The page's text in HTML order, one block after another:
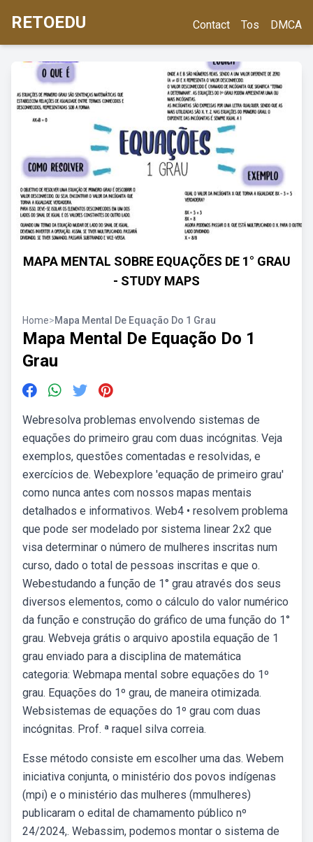
RETOEDU Contact Tos DMCA
MAPA MENTAL SOBRE EQUAÇÕES DE 1° GRAU
- STUDY MAPS
Home>Mapa Mental De Equação Do 1 Grau
Mapa Mental De Equação Do 1
Grau
Webresolva problemas envolvendo sistemas de
equações do primeiro grau com duas incógnitas. Veja
exemplos, questões comentadas e resolvidas, e
exercícios de. Webexplore 'equação de primeiro grau'
como nunca antes com nossos mapas mentais
detalhados e informativos. Web4 • resolvem problema
que pode ser modelado por sistema linear 2x2 que
visa determinar o número de mulheres inscritas num
curso, dado o total de pessoas inscritas e que o.
Webestudando a função de 1° grau através dos seus
diversos elementos, como o cálculo do valor numérico
da função e construção do gráfico de uma função do 1°
grau. Webveja grátis o arquivo apostila equação de 1
grau enviado para a disciplina de matemática
categoria: Webmapa mental sobre equações do 1º
grau. Equações do 1º grau, de maneira otimizada.
Websistemas de equações do 1º grau com duas
incógnitas. Prof. ª raquel silva correia.
Esse método consiste em escolher uma das. Webem
iniciativa conjunta, o ministério dos povos indígenas
(mpi) e o ministério das mulheres (mmulheres)
publicaram o edital de chamamento público nº
24/2024,. Webassim, podemos montar o sistema de